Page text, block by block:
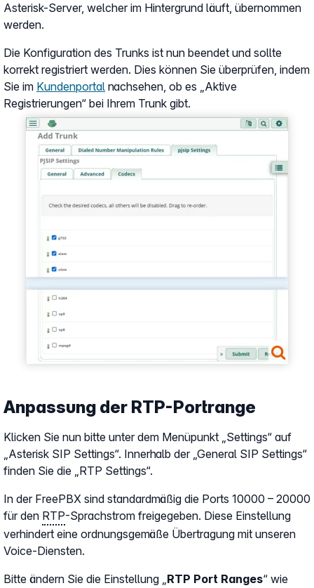
Asterisk-Server, welcher im Hintergrund läuft, übernommen
werden.
Die Konfiguration des Trunks ist nun beendet und sollte
korrekt registriert werden. Dies können Sie überprüfen, indem
Sie im Kundenportal nachsehen, ob es „Aktive
Registrierungen“ bei Ihrem Trunk gibt.
Show larger version
Anpassung der RTP-Portrange
Klicken Sie nun bitte unter dem Menüpunkt „Settings“ auf
„Asterisk SIP Settings“. Innerhalb der „General SIP Settings“
finden Sie die „RTP Settings“.
In der FreePBX sind standardmäßig die Ports 10000 – 20000
für den RTP-Sprachstrom freigegeben. Diese Einstellung
verhindert eine ordnungsgemäße Übertragung mit unseren
Voice-Diensten.
Bitte ändern Sie die Einstellung „RTP Port Ranges“ wie